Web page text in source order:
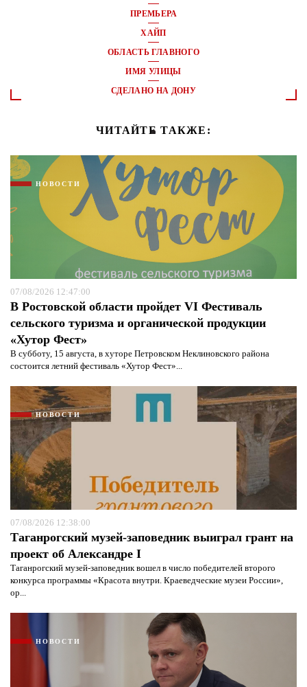
ПРЕМЬЕРА
ХАЙП
ОБЛАСТЬ ГЛАВНОГО
ИМЯ УЛИЦЫ
СДЕЛАНО НА ДОНУ
ЧИТАЙТЕ ТАКЖЕ:
НОВОСТИ
07/08/2026 12:47:00
В Ростовской области пройдет VI Фестиваль
сельского туризма и органической продукции
«Хутор Фест»
В субботу, 15 августа, в хуторе Петровском Неклиновского района
состоится летний фестиваль «Хутор Фест»...
НОВОСТИ
07/08/2026 12:38:00
Таганрогский музей-заповедник выиграл грант на
проект об Александре I
Таганрогский музей-заповедник вошел в число победителей второго
конкурса программы «Красота внутри. Краеведческие музеи России»,
ор...
НОВОСТИ